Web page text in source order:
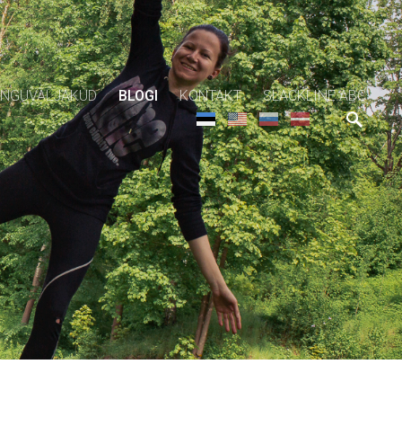
BLOGI KONTAKT SLACKLINE ABC